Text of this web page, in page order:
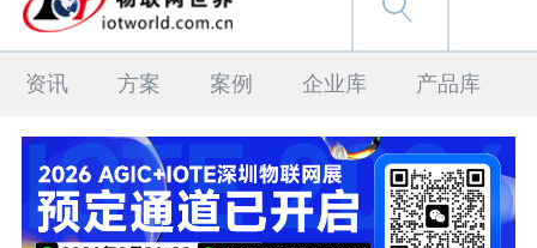
资讯 方案 案例 企业库 产品库